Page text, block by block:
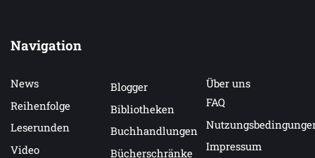
Navigation
News
Reihenfolge
Leserunden
Video
Blogger
Bibliotheken
Buchhandlungen
Bücherschränke
Über uns
FAQ
Impressum